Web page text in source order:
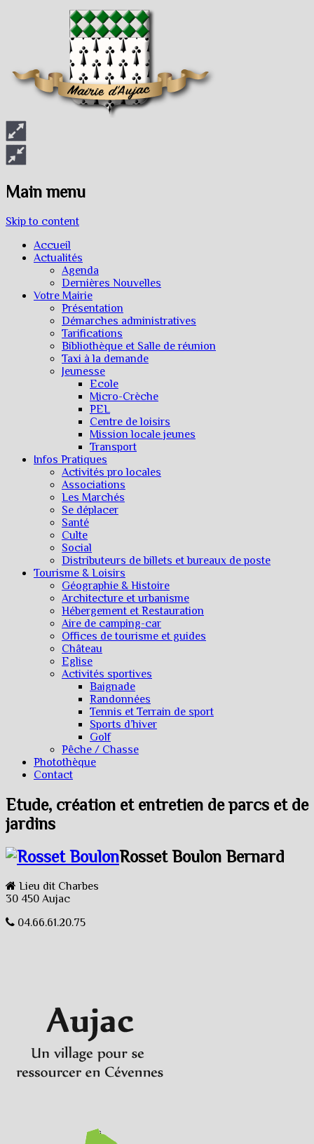
Main menu
Skip to content
Accueil
Actualités
Agenda
Dernières Nouvelles
Votre Mairie
Présentation
Démarches administratives
Tarifications
Bibliothèque et Salle de réunion
Taxi à la demande
Jeunesse
Ecole
Micro-Crèche
PEL
Centre de loisirs
Mission locale jeunes
Transport
Infos Pratiques
Activités pro locales
Associations
Les Marchés
Se déplacer
Santé
Culte
Social
Distributeurs de billets et bureaux de poste
Tourisme & Loisirs
Géographie & Histoire
Architecture et urbanisme
Hébergement et Restauration
Aire de camping-car
Offices de tourisme et guides
Château
Eglise
Activités sportives
Baignade
Randonnées
Tennis et Terrain de sport
Sports d’hiver
Golf
Pêche / Chasse
Photothèque
Contact
Etude, création et entretien de parcs et de
jardins
Rosset Boulon Bernard
Lieu dit Charbes
30 450 Aujac
04.66.61.20.75